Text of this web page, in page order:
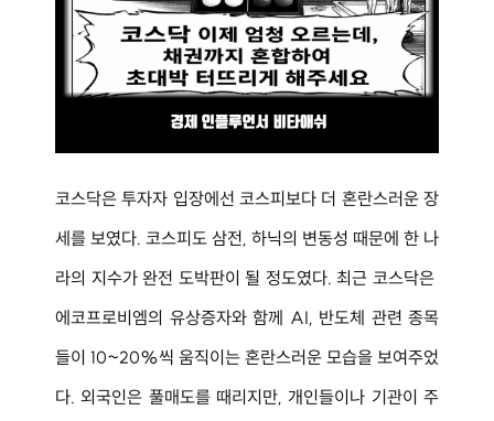
코스닥은 투자자 입장에선 코스피보다 더 혼란스러운 장
세를 보였다. 코스피도 삼전, 하닉의 변동성 때문에 한 나
라의 지수가 완전 도박판이 될 정도였다. 최근 코스닥은
에코프로비엠의 유상증자와 함께 AI, 반도체 관련 종목
들이 10~20%씩 움직이는 혼란스러운 모습을 보여주었
다. 외국인은 풀매도를 때리지만, 개인들이나 기관이 주